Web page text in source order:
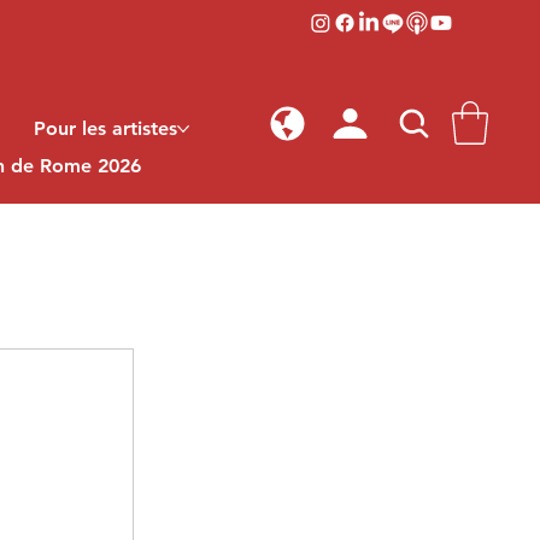
Pour les artistes
de Rome 2026